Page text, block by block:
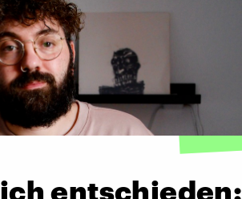
entschieden: